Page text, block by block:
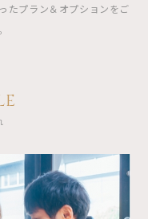
たプラン＆オプションをご